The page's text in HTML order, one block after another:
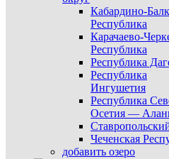
Кабардино-
Республика
Карачаево-
Республика
Республика
Республика
Ингушетия
Республика
Осетия —
Чеченская
добавить озеро